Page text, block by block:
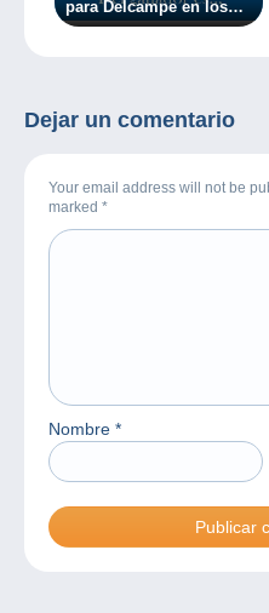
para Delcampe en los
premios PTS
Dejar un comentario
Your email address will not be
marked *
Nombre *